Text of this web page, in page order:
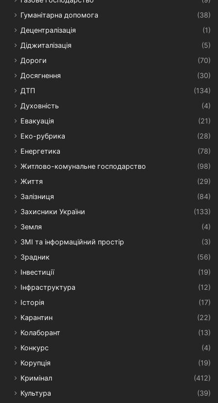
Гуманітарна допомога
(38)
Децентралізація
(1)
Діджиталізація
(5)
Дороги
(70)
Досягнення
(30)
ДТП
(134)
Духовність
(4)
Евакуація
(21)
Еко-рубрика
(28)
Енергетика
(78)
Житлово-комунальне господарство
(98)
Життя
(29)
Залізниця
(84)
Захисники України
(133)
Земля
(4)
ЗМІ та інформаційний простір
(3)
Зрадник
(56)
Інвестиції
(19)
Інфраструктура
(12)
Історія
(17)
Карантин
(22)
Колаборант
(13)
Конкурс
(4)
Корупція
(19)
Кримінал
(412)
Культура
(39)